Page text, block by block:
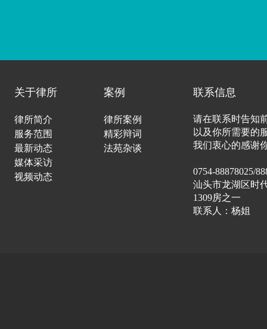
社会主义道路、中
特色社会主义制度
民的共同意志和根
家的中心工作、基
国家法制上的最高
关于律所
律所简介
服务范围
最新动态
媒体采访
视频动态
案例
律所案例
精彩辩词
法苑杂谈
联系信息
请在联系时告知
以及你所需要的
我们衷心的感谢
0754-88878025/
汕头市龙湖区时
1309房之一
联系人：杨姐